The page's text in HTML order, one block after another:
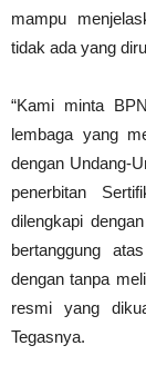
mampu
tidak ada yang
“Kami minta
lembaga yang
dengan Undang-
penerbitan
dilengkapi
bertanggung
dengan tanpa
resmi yang
Tegasnya.